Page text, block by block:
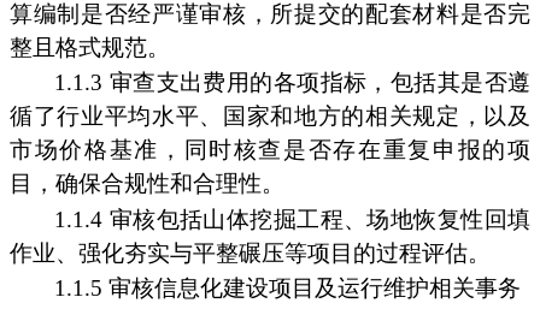
算编制是否经严谨审核，所提交的配套材料是否完
整且格式规范。
1.1.3 审查支出费用的各项指标，包括其是否遵
循了行业平均水平、国家和地方的相关规定，以及
市场价格基准，同时核查是否存在重复申报的项
目，确保合规性和合理性。
1.1.4 审核包括山体挖掘工程、场地恢复性回填
作业、强化夯实与平整碾压等项目的过程评估。
1.1.5 审核信息化建设项目及运行维护相关事务